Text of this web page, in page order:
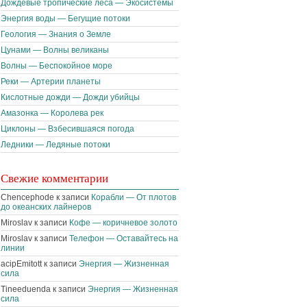
Дождевые тропические леса — Экосистемы
Энергия воды — Бегущие потоки
Геология — Знания о Земле
Цунами — Волны великаны
Волны — Беспокойное море
Реки — Артерии планеты
Кислотные дожди — Дожди убийцы
Амазонка — Королева рек
Циклоны — Взбесившаяся погода
Ледники — Ледяные потоки
Свежие комментарии
Chencephode к записи Корабли — От плотов
до океанских лайнеров
Miroslav к записи Кофе — коричневое золото
Miroslav к записи Телефон — Оставайтесь на
линии
acipEmitott к записи Энергия — Жизненная
сила
Tineeduenda к записи Энергия — Жизненная
сила